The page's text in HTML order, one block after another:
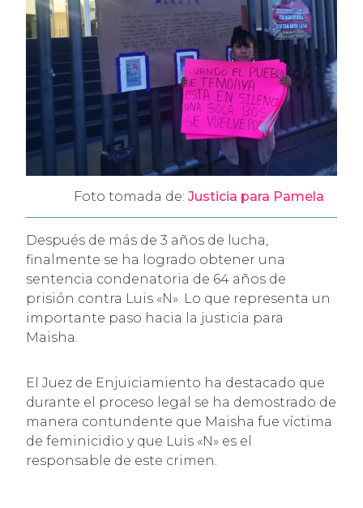
Foto tomada de: Justicia para Pamela
Después de más de 3 años de lucha,
finalmente se ha logrado obtener una
sentencia condenatoria de 64 años de
prisión contra Luis «N». Lo que representa un
importante paso hacia la justicia para
Maisha.
El Juez de Enjuiciamiento ha destacado que
durante el proceso legal se ha demostrado de
manera contundente que Maisha fue víctima
de feminicidio y que Luis «N» es el
responsable de este crimen.